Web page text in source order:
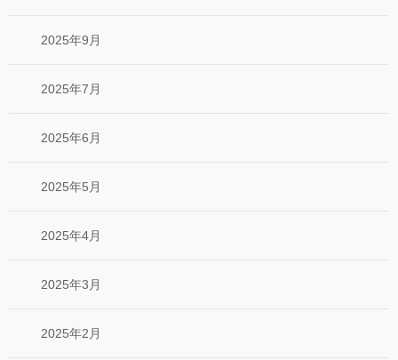
2025年9月
2025年7月
2025年6月
2025年5月
2025年4月
2025年3月
2025年2月